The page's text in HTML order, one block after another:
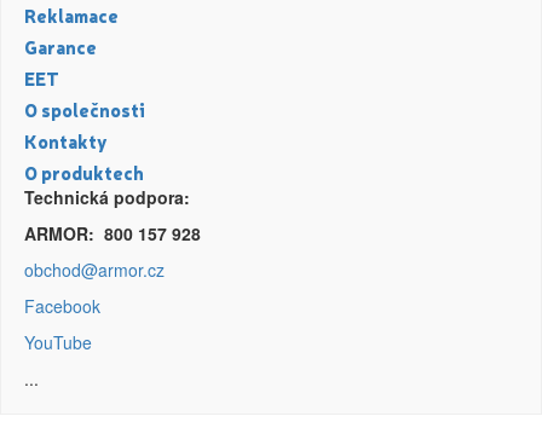
Reklamace
Garance
EET
O společnosti
Kontakty
O produktech
Technická podpora:
ARMOR: 800 157 928
obchod@armor.cz
Facebook
YouTube
...